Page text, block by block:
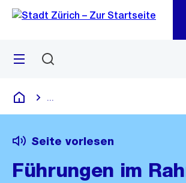
Navigation
Sprunglink
Menü
Deutsch
Seite vorlesen
Führungen im